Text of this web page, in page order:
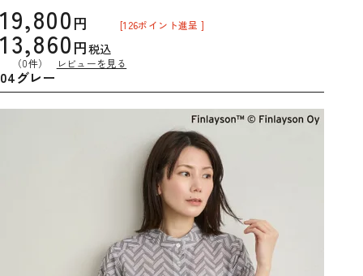
19,800
13,860 税込
[126ポイント進呈 ]
（0件） レビューを見る
04グレー